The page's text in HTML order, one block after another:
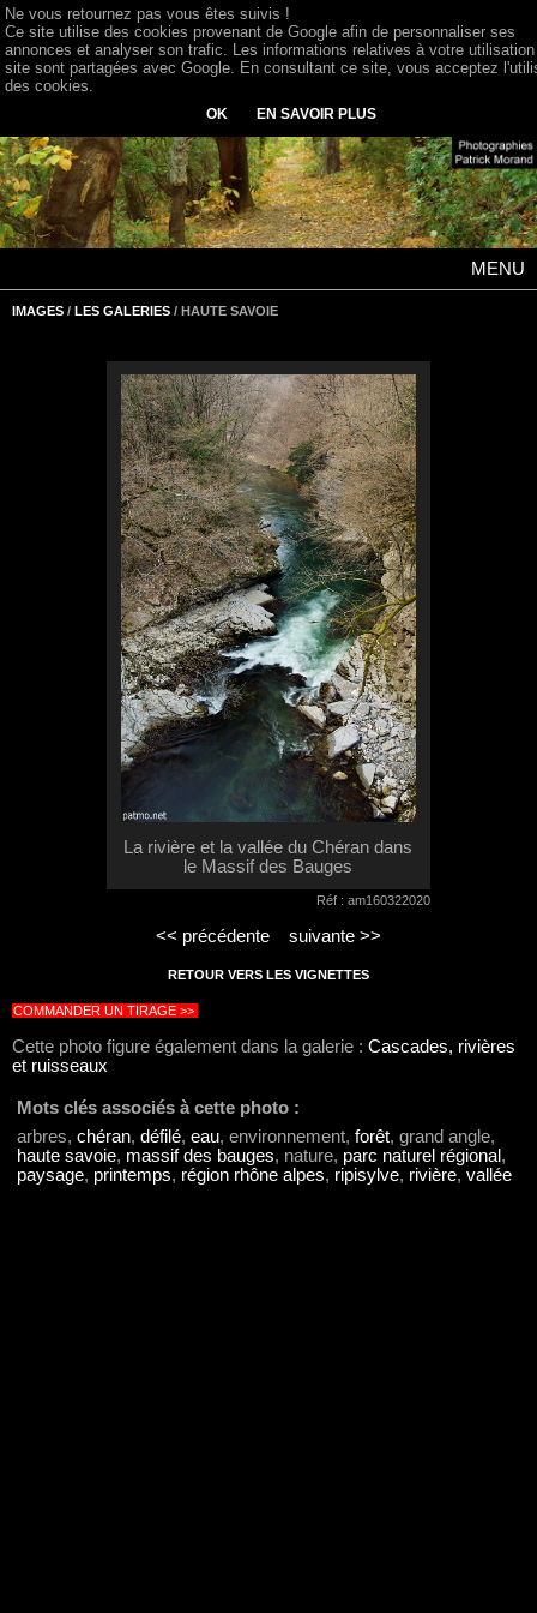
MENU
IMAGES / LES GALERIES / HAUTE SAVOIE
La rivière et la vallée du Chéran dans
le Massif des Bauges
Réf : am160322020
<< précédente suivante >>
RETOUR VERS LES VIGNETTES
COMMANDER UN TIRAGE >>
Cette photo figure également dans la galerie : Cascades, rivières
et ruisseaux
Mots clés associés à cette photo :
arbres, chéran, défilé, eau, environnement, forêt, grand angle,
haute savoie, massif des bauges, nature, parc naturel régional,
paysage, printemps, région rhône alpes, ripisylve, rivière, vallée
Ne vous retournez pas vous êtes suivis !
Ce site utilise des cookies provenant de Google afin de personnaliser ses
annonces et analyser son trafic. Les informations relatives à votre
site sont partagées avec Google. En consultant ce site, vous acceptez
des cookies.
OK EN SAVOIR PLUS